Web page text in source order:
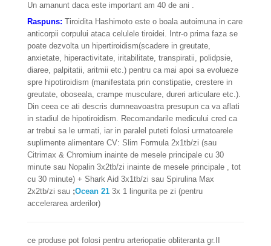
Un amanunt daca este important am 40 de ani .
Raspuns: Tiroidita Hashimoto este o boala autoimuna in care
anticorpii corpului ataca celulele tiroidei. Intr-o prima faza se
poate dezvolta un hipertiroidism(scadere in greutate,
anxietate, hiperactivitate, iritabilitate, transpiratii, polidpsie,
diaree, palpitatii, aritmii etc.) pentru ca mai apoi sa evolueze
spre hipotiroidism (manifestata prin constipatie, crestere in
greutate, oboseala, crampe musculare, dureri articulare etc.).
Din ceea ce ati descris dumneavoastra presupun ca va aflati
in stadiul de hipotiroidism. Recomandarile medicului cred ca
ar trebui sa le urmati, iar in paralel puteti folosi urmatoarele
suplimente alimentare CV: Slim Formula 2x1tb/zi (sau
Citrimax & Chromium inainte de mesele principale cu 30
minute sau Nopalin 3x2tb/zi inainte de mesele principale , tot
cu 30 minute) + Shark Aid 3x1tb/zi sau Spirulina Max
2x2tb/zi sau ;Ocean 21 3x 1 lingurita pe zi (pentru
accelerarea arderilor)
ce produse pot folosi pentru arteriopatie obliteranta gr.II